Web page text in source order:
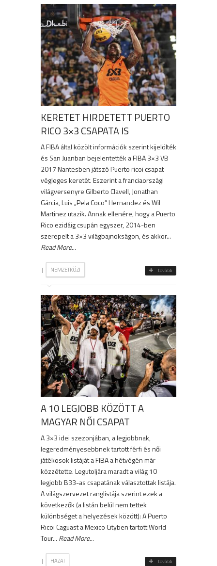
KERETET HIRDETETT PUERTO
RICO 3×3 CSAPATA IS
A FIBA által közölt információk szerint kijelölték
és San Juanban bejelentették a FIBA 3×3 VB
2017 Nantesben játszó Puerto ricoi csapat
végleges keretét. Eszerint a franciaországi
világversenyre Gilberto Clavell, Jonathan
Gárcia, Luis „Pela Coco” Hernandez és Wil
Martinez utazik. Annak ellenére, hogy a Puerto
Rico ezidáig csupán egyszer, 2014-ben
szerepelt a 3×3 világbajnokságon, és akkor...
Read More...
| NEMZETKÖZI tovább
A 10 LEGJOBB KÖZÖTT A
MAGYAR NŐI CSAPAT
A 3×3 idei szezonjában, a legjobbnak,
legeredményesebbnek tartott férfi és női
játékosok listáját a FIBA a hétvégén már
közzétette. Legutoljára maradt a világ 10
legjobb B33-as csapatának választottak listája.
A világszervezet ranglistája szerint ezek a
következők (a listán belül nem tettek
különbséget a helyezések között): A Puerto
Ricoi Caguast a Mexico Cityben tartott World
Tour... Read More...
| HAZAI tovább